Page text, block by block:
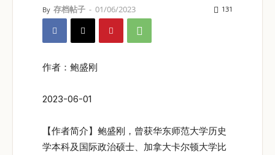
By 存档帖子 - 01/06/2023 131
作者：鲍盛刚
2023-06-01
【作者简介】鲍盛刚，曾获华东师范大学历史
学本科及国际政治硕士、加拿大卡尔顿大学比